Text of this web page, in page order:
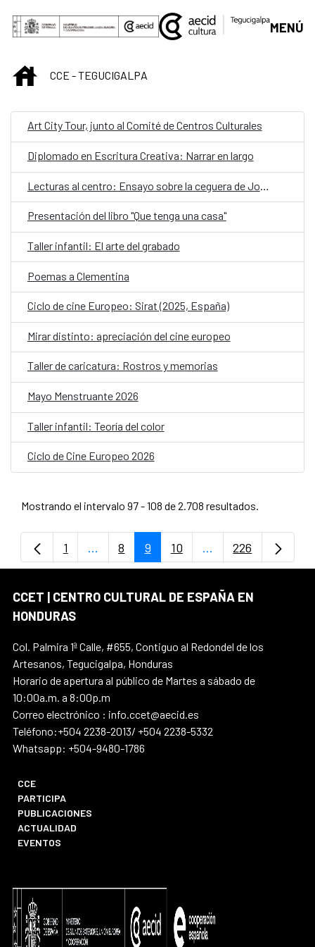
Saltar al contenido principal
MENÚ
INICIOCCE - TEGUCIGALPA
Art City Tour, junto al Comité de Centros Culturales
Diplomado en Escritura Creativa: Narrar en largo
Presentación del libro "Que tenga una casa"
Taller infantil: El arte del grabado
Poemas a Clementina
Ciclo de cine Europeo: Sirat (2025, España)
Mirar distinto: apreciación del cine europeo
Taller de caricatura: Rostros y memorias
Mayo Menstruante 2026
Taller infantil: Teoría del color
Ciclo de Cine Europeo 2026
Mostrando el intervalo 97 - 108 de 2.708 resultados.
Página
1 ...Páginas intermedias Use TAB para
Página
8 Página
9 Página
10 ...PáginasPágina
226
CCET | CENTRO CULTURAL DE ESPAÑA EN
HONDURAS
Col. Palmira 1ª Calle, #655, Contiguo al Redondel de los
Artesanos, Tegucigalpa, Honduras
Horario de apertura al público de Martes a sábado de
10:00a.m. a 8:00p.m
Correo electrónico : info.ccet@aecid.es
Teléfono:+504 2238-2013/ +504 2238-5332
Whatsapp: +504-9480-1786
CCE
PARTICIPA
PUBLICACIONES
ACTUALIDAD
EVENTOS